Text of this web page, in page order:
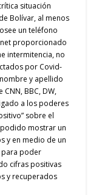
situación
Bolívar, al menos
un teléfono
proporcionado
intermitencia, no
por Covid-
y apellido
BBC, DW,
a los poderes
sobre el
mostrar un
y en medio de un
para poder
cifras positivas
y recuperados